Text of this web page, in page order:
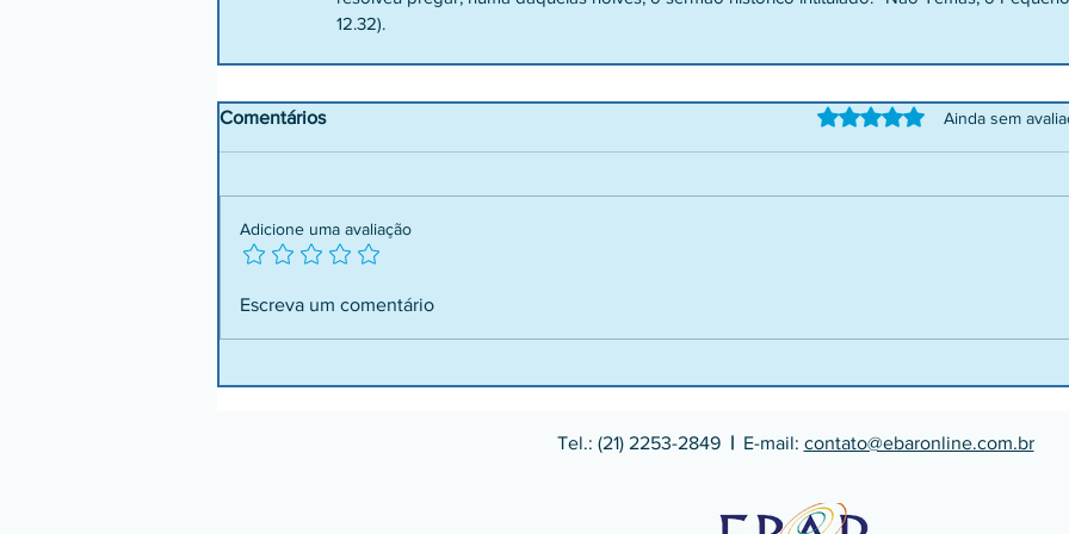
12.32).
Comentários Avaliado com 0 de 5 estrelas.
Ainda sem
Adicione uma avaliação
Escreva um comentário
Tel.: (21) 2253-2849 |E-mail: contato@ebaronline.com.br